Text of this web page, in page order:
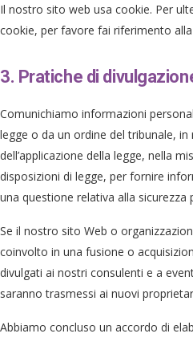
Il nostro sito web usa cookie. Per
cookie, per favore fai riferimento
3. Pratiche di
Comunichiamo informazioni
legge o da un ordine del tribunale, in
dell’applicazione della legge, nella
disposizioni di legge, per fornire
una questione relativa alla sicurezza
Se il nostro sito Web o
coinvolto in una fusione o
divulgati ai nostri consulenti e a
saranno trasmessi ai nuovi
Abbiamo concluso un accordo di